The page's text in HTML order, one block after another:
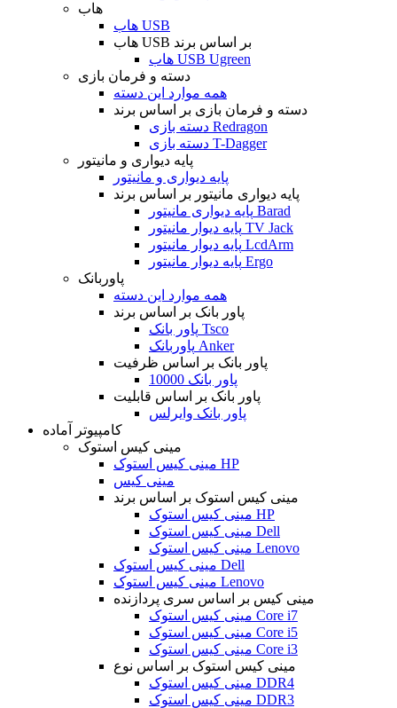
هاب
هاب USB
هاب USB بر اساس برند
هاب USB Ugreen
دسته و فرمان بازی
همه موارد این دسته
دسته و فرمان بازی بر اساس برند
دسته بازی Redragon
دسته بازی T-Dagger
پایه دیواری و مانیتور
پایه دیواری و مانیتور
پایه دیواری مانیتور بر اساس برند
پایه دیواری مانیتور Barad
پایه دیوار مانیتور TV Jack
پایه دیوار مانیتور LcdArm
پایه دیوار مانیتور Ergo
پاوربانک
همه موارد این دسته
پاور بانک بر اساس برند
پاور بانک Tsco
پاوربانک Anker
پاور بانک بر اساس ظرفیت
پاور بانک 10000
پاور بانک بر اساس قابلیت
پاور بانک وایرلس
کامپیوتر آماده
مینی کیس استوک
مینی کیس استوک HP
مینی کیس
مینی کیس استوک بر اساس برند
مینی کیس استوک HP
مینی کیس استوک Dell
مینی کیس استوک Lenovo
مینی کیس استوک Dell
مینی کیس استوک Lenovo
مینی کیس بر اساس سری پردازنده
مینی کیس استوک Core i7
مینی کیس استوک Core i5
مینی کیس استوک Core i3
مینی کیس استوک بر اساس نوع
مینی کیس استوک DDR4
مینی کیس استوک DDR3